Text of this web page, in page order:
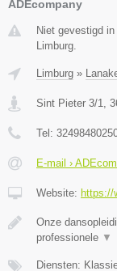
ADEcompany
Niet gevestigd
Limburg.
Limburg »
Sint Pieter 3/1
Tel:
E-mail ›
Website: https://
Onze
professionele ▼
Diensten: